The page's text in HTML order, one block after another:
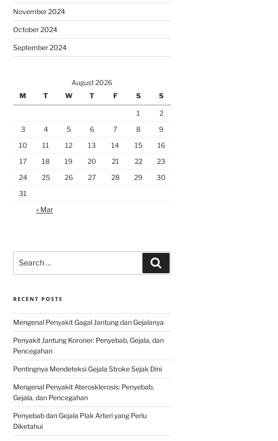
November 2024
October 2024
September 2024
August 2026
M
T W T F S S
1
2
3
4 5 6 7 8
9
10
11 12 13 14 15
16
17
18 19 20 21 22
23
24
25 26 27 28 29
30
31
« Mar
for:
RECENT POSTS
Mengenal Penyakit Gagal Jantung dan Gejalanya
Penyakit Jantung Koroner: Penyebab, Gejala, dan
Pencegahan
Pentingnya Mendeteksi Gejala Stroke Sejak Dini
Mengenal Penyakit Aterosklerosis: Penyebab,
Gejala, dan Pencegahan
Penyebab dan Gejala Plak Arteri yang Perlu
Diketahui